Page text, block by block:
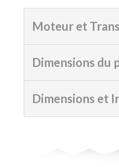
Moteur et
Dimensions du
Dimensions et